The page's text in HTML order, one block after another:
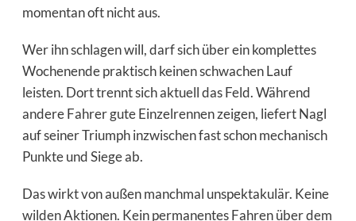
momentan oft nicht aus.
Wer ihn schlagen will, darf sich über ein komplettes
Wochenende praktisch keinen schwachen Lauf
leisten. Dort trennt sich aktuell das Feld. Während
andere Fahrer gute Einzelrennen zeigen, liefert Nagl
auf seiner Triumph inzwischen fast schon mechanisch
Punkte und Siege ab.
Das wirkt von außen manchmal unspektakulär. Keine
wilden Aktionen. Kein permanentes Fahren über dem